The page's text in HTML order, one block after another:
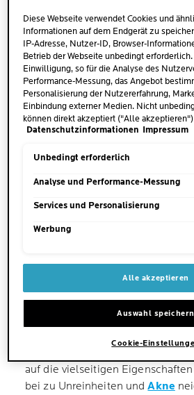
Niacinamid, auch bekannt als
Form vonVitamin B3 (Niacin).
wichtige Rolle im Stoffwechsel
für die Haut und den Erhalt ihrer
Funktionen ist Niacinamid
wasserlösliche Vitamin muss
Nahrung aufgenommen werden,
es nurbegrenzt speichert.
sich als Wirkstoff in der
WIE WIRKT
AKNE?
auf die vielseitigen
bei zu Unreinheiten undAkne
Diese Webseite verwendet Cookies und
Informationen auf dem Endgerät zu
IP-Adresse, Nutzer-ID, Browser-
Betrieb der Webseite unbedingt
Einwilligung, so für die Analyse des
Performance-Messung, das Angebot
Personalisierung der Nutzererfahrung,
Einbindung externer Medien. Nicht
können direkt akzeptiert ("Alle
Einwilligung fortfahren") werden.
speichern"). Die Auswahl kann jederzeit
unsere Datenschutzinformationen.
Datenschutzinformationen Impressum
Unbedingt erforderlich
Analyse und Performance-Messung
Services und Personalisierung
Werbung
Alle akzeptieren
Auswahl speichern
Cookie-